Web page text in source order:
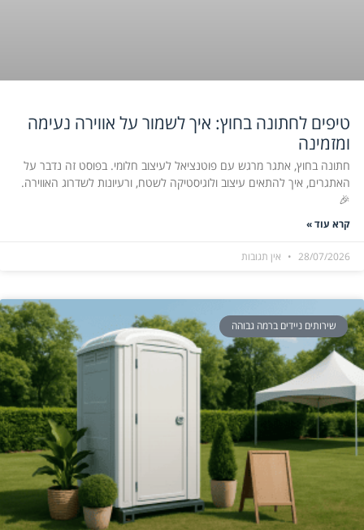
טיפים לחתונה בחוץ: איך לשמור על אווירה נעימה
ומזמינה
חתונה בחוץ, אתגר מרגש עם פוטנציאל לעיצוב חלומי. בפוסט זה נדבר על
האתגרים, איך להתאים עיצוב ולוגיסטיקה לשטח, ורעיונות לשדרוג האווירה.
🎉
קרא עוד »
28/07/2026 אין תגובות
שירותים ניידים ברמה גבוהה